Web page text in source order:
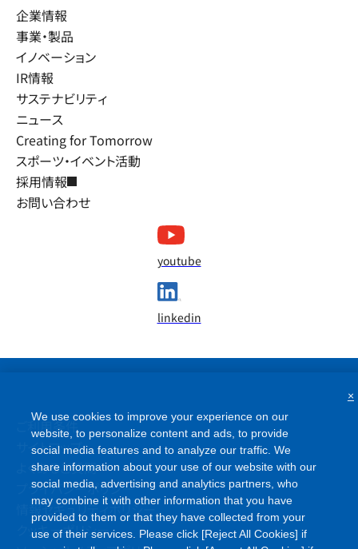
企業情報
事業・製品
イノベーション
IR情報
サステナビリティ
ニュース
Creating for Tomorrow
スポーツ・イベント活動
採用情報
お問い合わせ
youtube
linkedin
ご利用条件
サイトマップ
よくあるご質問
プライバシーポリシー
情報セキュリティポリシー
クッキーポリシー
We use cookies to improve your experience on our
website, to personalize content and ads, to provide
social media features and to analyze our traffic. We
share information about your use of our website with our
social media, advertising and analytics partners, who
may combine it with other information that you have
provided to them or that they have collected from your
use of their services. Please click [Reject All Cookies] if
×